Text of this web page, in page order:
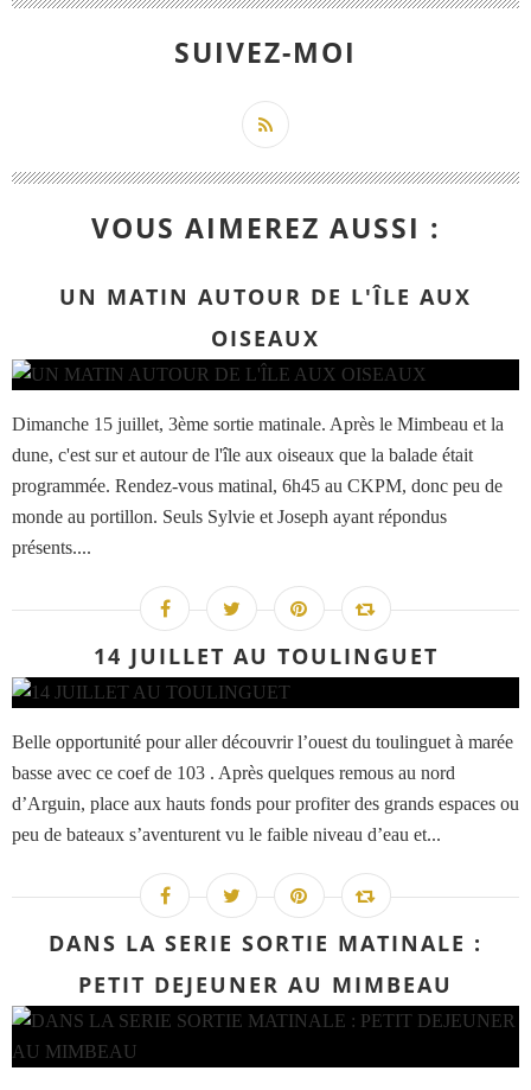
SUIVEZ-MOI
VOUS AIMEREZ AUSSI :
UN MATIN AUTOUR DE L'ÎLE AUX
OISEAUX
Dimanche 15 juillet, 3ème sortie matinale. Après le Mimbeau et la
dune, c'est sur et autour de l'île aux oiseaux que la balade était
programmée. Rendez-vous matinal, 6h45 au CKPM, donc peu de
monde au portillon. Seuls Sylvie et Joseph ayant répondus
présents....
14 JUILLET AU TOULINGUET
Belle opportunité pour aller découvrir l’ouest du toulinguet à marée
basse avec ce coef de 103 . Après quelques remous au nord
d’Arguin, place aux hauts fonds pour profiter des grands espaces ou
peu de bateaux s’aventurent vu le faible niveau d’eau et...
DANS LA SERIE SORTIE MATINALE :
PETIT DEJEUNER AU MIMBEAU